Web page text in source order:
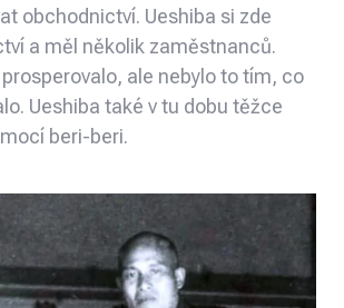
obchodnictví. Ueshiba si zde
a měl několik zaměstnanců.
ale nebylo to tím, co
Ueshiba také v tu dobu těžce
beri-beri.